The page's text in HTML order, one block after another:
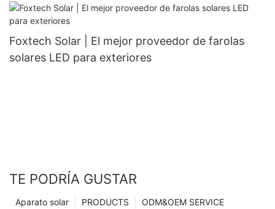
Foxtech Solar | El mejor proveedor de farolas
solares LED para exteriores
TE PODRÍA GUSTAR
ODM&OEM SERVICE
PRODUCTS
Aparato solar